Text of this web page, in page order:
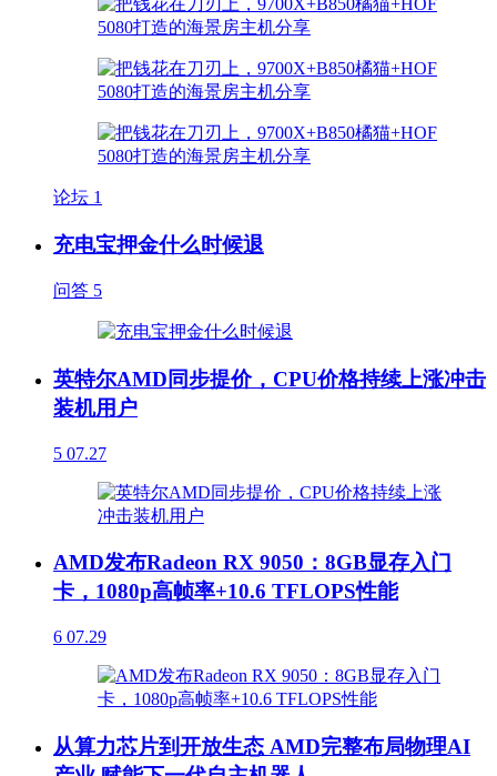
论坛 1
充电宝押金什么时候退
问答 5
英特尔AMD同步提价，CPU价格持续上涨冲击
装机用户
5 07.27
AMD发布Radeon RX 9050：8GB显存入门
卡，1080p高帧率+10.6 TFLOPS性能
6 07.29
从算力芯片到开放生态 AMD完整布局物理AI